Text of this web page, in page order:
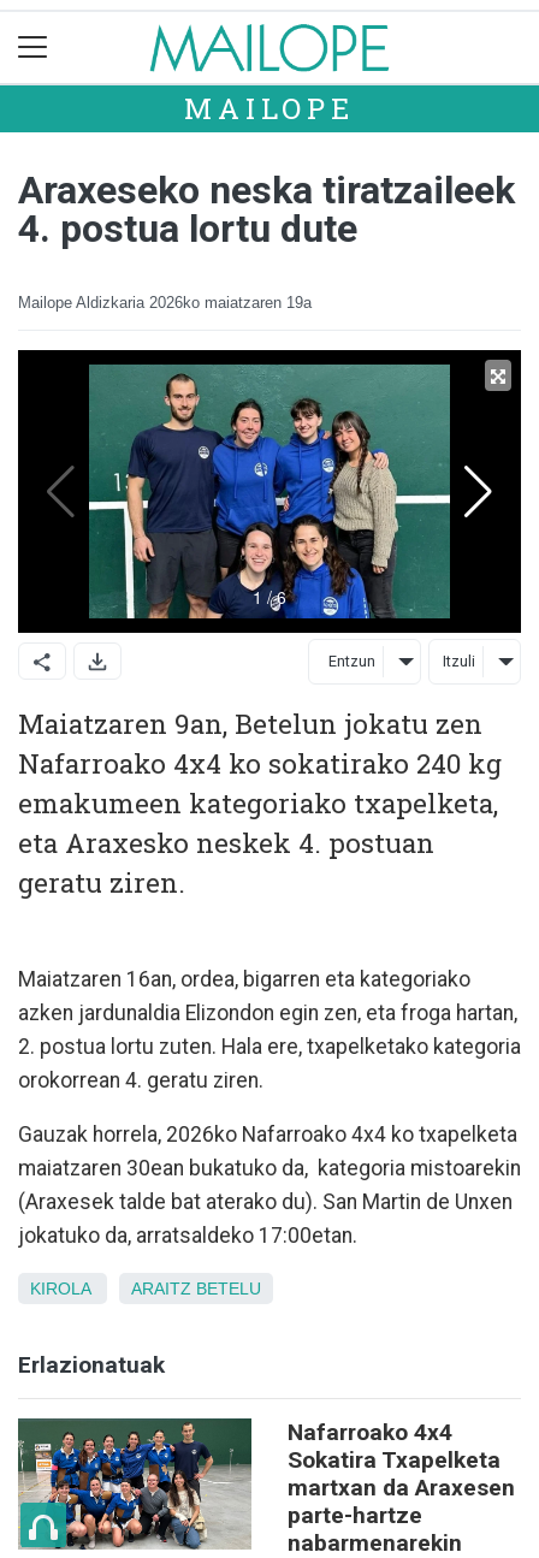
MAILOPE
Araxeseko neska tiratzaileek
4. postua lortu dute
Mailope Aldizkaria 2026ko maiatzaren 19a
Entzun Itzuli
Maiatzaren 9an, Betelun jokatu zen
Nafarroako 4x4 ko sokatirako 240 kg
emakumeen kategoriako txapelketa,
eta Araxesko neskek 4. postuan
geratu ziren.
Maiatzaren 16an, ordea, bigarren eta kategoriako
azken jardunaldia Elizondon egin zen, eta froga hartan,
2. postua lortu zuten. Hala ere, txapelketako kategoria
orokorrean 4. geratu ziren.
Gauzak horrela, 2026ko Nafarroako 4x4 ko txapelketa
maiatzaren 30ean bukatuko da, kategoria mistoarekin
(Araxesek talde bat aterako du). San Martin de Unxen
jokatuko da, arratsaldeko 17:00etan.
KIROLA ARAITZ BETELU
Erlazionatuak
Nafarroako 4x4
Sokatira Txapelketa
martxan da Araxesen
parte-hartze
nabarmenarekin